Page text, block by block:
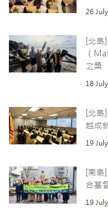
26
[北島
（
之槳
18
[北島
越成
19
[南島
合基
19